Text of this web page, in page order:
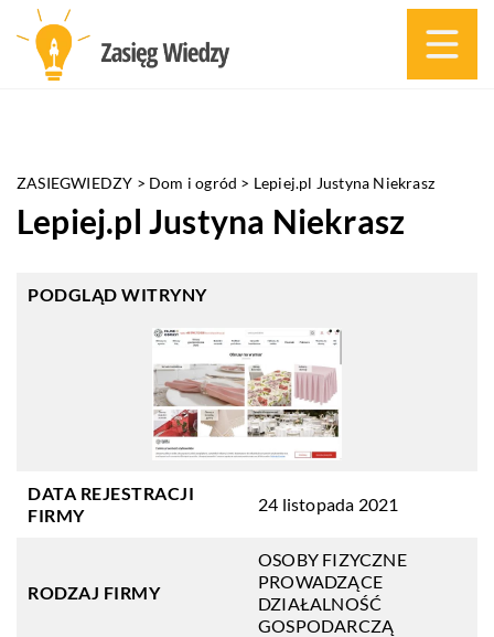
ZASIEGWIEDZY > Dom i ogród > Lepiej.pl Justyna Niekrasz
Lepiej.pl Justyna Niekrasz
PODGLĄD WITRYNY
DATA REJESTRACJI
FIRMY
24 listopada 2021
RODZAJ FIRMY
OSOBY FIZYCZNE
PROWADZĄCE
DZIAŁALNOŚĆ
GOSPODARCZĄ